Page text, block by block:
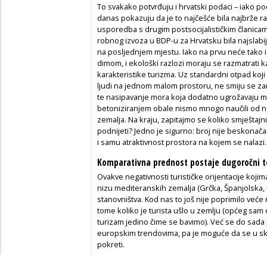
To svakako potvrđuju i hrvatski podaci – iako
danas pokazuju da je to najčešće bila najbrže
usporedba s drugim postsocijalističkim
robnog izvoza u BDP-u za Hrvatsku bila
na posljednjem mjestu. Iako na prvu neće
dimom, i ekološki razlozi moraju se razmatrati
karakteristike turizma. Uz standardni otpad
ljudi na jednom malom prostoru, ne smiju se
te nasipavanje mora koja dodatno ugrožavaju
betoniziranjem obale nismo mnogo naučili od
zemalja. Na kraju, zapitajmo se koliko
podnijeti? Jedno je sigurno: broj nije
i samu atraktivnost prostora na kojem se nalazi.
Komparativna prednost postaje dugoročni
Ovakve negativnosti turističke orijentacije
nizu mediteranskih zemalja (Grčka,
stanovništva. Kod nas to još nije poprimilo
tome koliko je turista ušlo u zemlju (općeg
turizam jedino čime se bavimo). Već se do
europskim trendovima, pa je moguće da se u
pokreti.